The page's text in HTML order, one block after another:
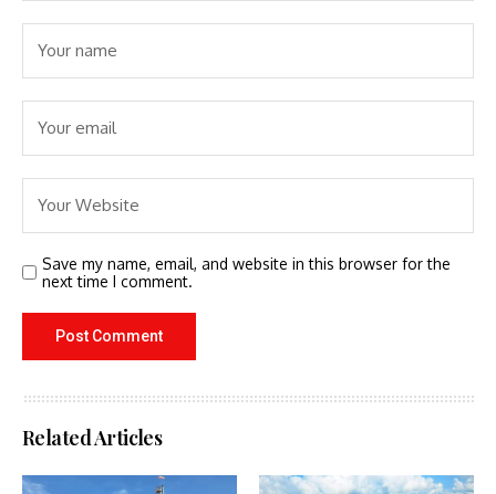
Save my name, email, and website in this browser for the
next time I comment.
Related Articles